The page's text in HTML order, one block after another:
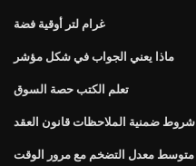
غرام لتر أوقية فضة
ماذا يعني الجواب في شكل مؤشر
تعلم الكتب حصة السوق
شروط ضمنية الملاحظات قانون العقد
متوسط ​​معدل التضخم مع مرور الوقت